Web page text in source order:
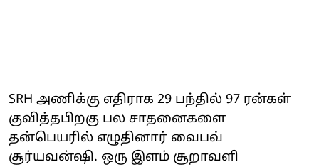
SRH அணிக்கு எதிராக 29 பந்தில் 97 ரன்கள்
குவித்தபிறகு பல சாதனைகளை
தன்பெயரில் எழுதினார் வைபவ்
சூர்யவன்ஷி. ஒரு இளம் சூறாவளி